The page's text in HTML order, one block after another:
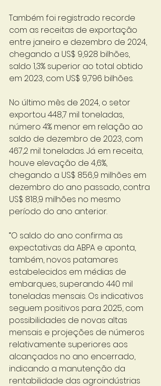
Também foi registrado recorde
com as receitas de exportação
entre janeiro e dezembro de 2024,
chegando a US$ 9,928 bilhões,
saldo 1,3% superior ao total obtido
em 2023, com US$ 9,796 bilhões.
No último mês de 2024, o setor
exportou 448,7 mil toneladas,
número 4% menor em relação ao
saldo de dezembro de 2023, com
467,2 mil toneladas. Já em receita,
houve elevação de 4,6%,
chegando a US$ 856,9 milhões em
dezembro do ano passado, contra
US$ 818,9 milhões no mesmo
período do ano anterior.
“O saldo do ano confirma as
expectativas da ABPA e aponta,
também, novos patamares
estabelecidos em médias de
embarques, superando 440 mil
toneladas mensais. Os indicativos
seguem positivos para 2025, com
possibilidades de novas altas
mensais e projeções de números
relativamente superiores aos
alcançados no ano encerrado,
indicando a manutenção da
rentabilidade das agroindústrias